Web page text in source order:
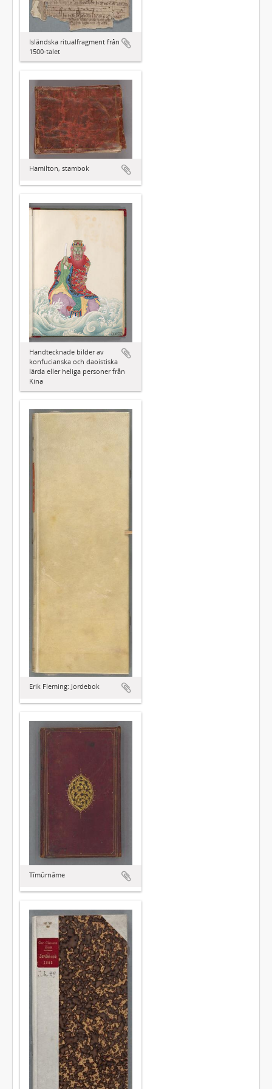
Isländska ritualfragment från
1500-talet
Hamilton, stambok
Handtecknade bilder av
konfucianska och daoistiska
lärda eller heliga personer från
Kina
Erik Fleming: Jordebok
Tīmūrnāme